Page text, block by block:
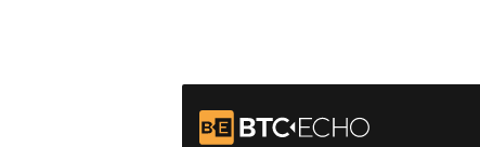
Zur Startseite